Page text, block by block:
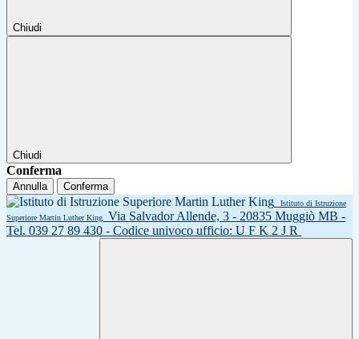
Chiudi
Chiudi
Conferma
Annulla Conferma
Istituto di Istruzione
Superiore Martin Luther King
Via Salvador Allende, 3 - 20835 Muggiò MB -
Tel. 039 27 89 430 - Codice univoco ufficio: U F K 2 J R